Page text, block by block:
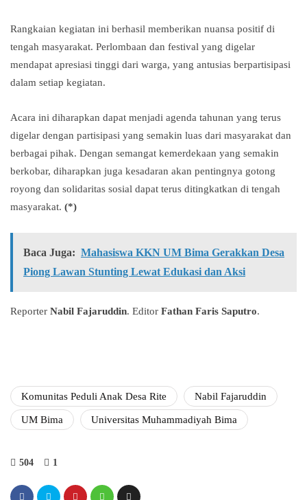
Rangkaian kegiatan ini berhasil memberikan nuansa positif di
tengah masyarakat. Perlombaan dan festival yang digelar
mendapat apresiasi tinggi dari warga, yang antusias berpartisipasi
dalam setiap kegiatan.
Acara ini diharapkan dapat menjadi agenda tahunan yang terus
digelar dengan partisipasi yang semakin luas dari masyarakat dan
berbagai pihak. Dengan semangat kemerdekaan yang semakin
berkobar, diharapkan juga kesadaran akan pentingnya gotong
royong dan solidaritas sosial dapat terus ditingkatkan di tengah
masyarakat. (*)
Baca Juga: Mahasiswa KKN UM Bima Gerakkan Desa
Piong Lawan Stunting Lewat Edukasi dan Aksi
Reporter Nabil Fajaruddin. Editor Fathan Faris Saputro.
Komunitas Peduli Anak Desa Rite Nabil Fajaruddin
UM Bima Universitas Muhammadiyah Bima
504 1